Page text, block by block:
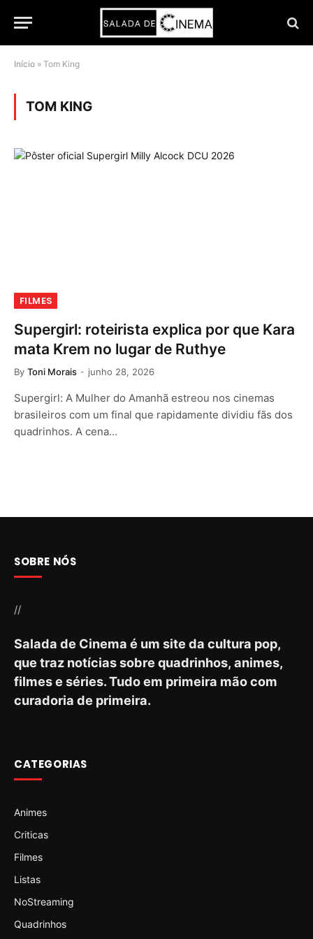
Início » Tom King
TOM KING
FILMES
Supergirl: roteirista explica por que Kara
mata Krem no lugar de Ruthye
By Toni Morais junho 28, 2026
Supergirl: A Mulher do Amanhã estreou nos cinemas
brasileiros com um final que rapidamente dividiu fãs dos
quadrinhos. A cena…
SOBRE NÓS
//
Salada de Cinema é um site da cultura pop,
que traz notícias sobre quadrinhos, animes,
filmes e séries. Tudo em primeira mão com
curadoria de primeira.
CATEGORIAS
Animes
Criticas
Filmes
Listas
NoStreaming
Quadrinhos